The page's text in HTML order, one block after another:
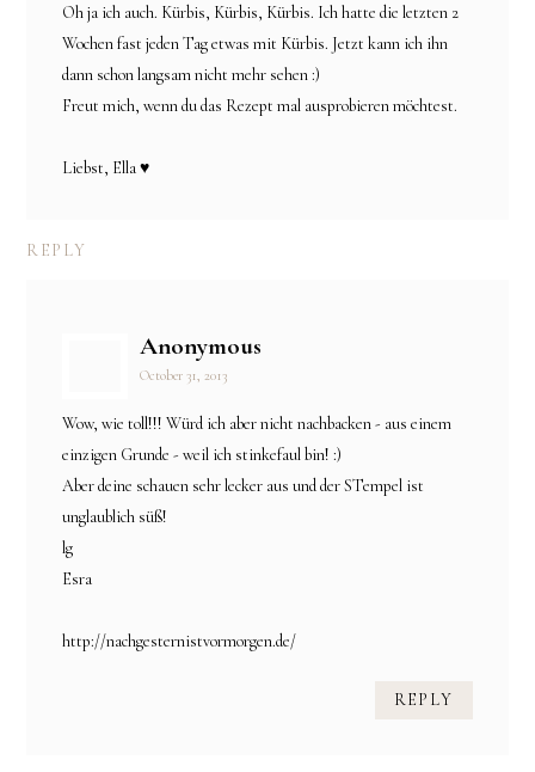
Oh ja ich auch. Kürbis, Kürbis, Kürbis. Ich hatte die letzten 2
Wochen fast jeden Tag etwas mit Kürbis. Jetzt kann ich ihn
dann schon langsam nicht mehr sehen :)
Freut mich, wenn du das Rezept mal ausprobieren möchtest.
Liebst, Ella ♥
REPLY
Anonymous
October 31, 2013
Wow, wie toll!!! Würd ich aber nicht nachbacken - aus einem
einzigen Grunde - weil ich stinkefaul bin! :)
Aber deine schauen sehr lecker aus und der STempel ist
unglaublich süß!
lg
Esra
http://nachgesternistvormorgen.de/
REPLY